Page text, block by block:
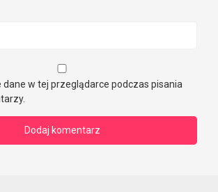
w tej przeglądarce podczas pisania